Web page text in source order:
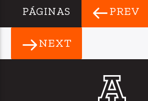
PÁGINAS PREV
NEXT